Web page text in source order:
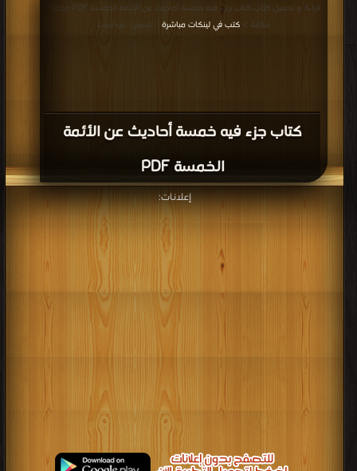
كتاب جزء فيه خمسة أحاديث عن الأئمة
الخمسة PDF
قراءة و تحميل كتاب كتاب جزء فيه خمسة أحاديث عن الأئمة الخمسة PDF مجانا |
مكتبة > كتب في لينكات مباشرة | التحميل : مرة/مرات
إعلانات: